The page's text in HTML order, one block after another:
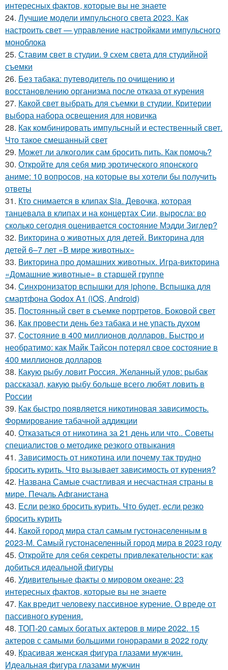
интересных фактов, которые вы не знаете
24. Лучшие модели импульсного света 2023. Как
настроить свет — управление настройками импульсного
моноблока
25. Ставим свет в студии. 9 схем света для студийной
съемки
26. Без табака: путеводитель по очищению и
восстановлению организма после отказа от курения
27. Какой свет выбрать для съемки в студии. Критерии
выбора набора освещения для новичка
28. Как комбинировать импульсный и естественный свет.
Что такое смешанный свет
29. Может ли алкоголик сам бросить пить. Как помочь?
30. Откройте для себя мир эротического японского
аниме: 10 вопросов, на которые вы хотели бы получить
ответы
31. Кто снимается в клипах Sia. Девочка, которая
танцевала в клипах и на концертах Сии, выросла: во
сколько сегодня оценивается состояние Мэдди Зиглер?
32. Викторина о животных для детей. Викторина для
детей 6–7 лет «В мире животных»
33. Викторина про домашних животных. Игра-викторина
«Домашние животные» в старшей группе
34. Синхронизатор вспышки для iphone. Вспышка для
смартфона Godox A1 (iOS, Android)
35. Постоянный свет в съемке портретов. Боковой свет
36. Как провести день без табака и не упасть духом
37. Состояние в 400 миллионов долларов. Быстро и
необратимо: как Майк Тайсон потерял свое состояние в
400 миллионов долларов
38. Какую рыбу ловит Россия. Желанный улов: рыбак
рассказал, какую рыбу больше всего любят ловить в
России
39. Как быстро появляется никотиновая зависимость.
Формирование табачной аддикции
40. Отказаться от никотина за 21 день или что.. Советы
специалистов о методике резкого отвыкания
41. Зависимость от никотина или почему так трудно
бросить курить. Что вызывает зависимость от курения?
42. Названа Самые счастливая и несчастная страны в
мире. Печаль Афганистана
43. Если резко бросить курить. Что будет, если резко
бросить курить
44. Какой город мира стал самым густонаселенным в
2023-М. Самый густонаселенный город мира в 2023 году
45. Откройте для себя секреты привлекательности: как
добиться идеальной фигуры
46. Удивительные факты о мировом океане: 23
интересных фактов, которые вы не знаете
47. Как вредит человеку пассивное курение. О вреде от
пассивного курения.
48. ТОП-20 самых богатых актеров в мире 2022. 15
актеров с самыми большими гонорарами в 2022 году
49. Красивая женская фигура глазами мужчин.
Идеальная фигура глазами мужчин